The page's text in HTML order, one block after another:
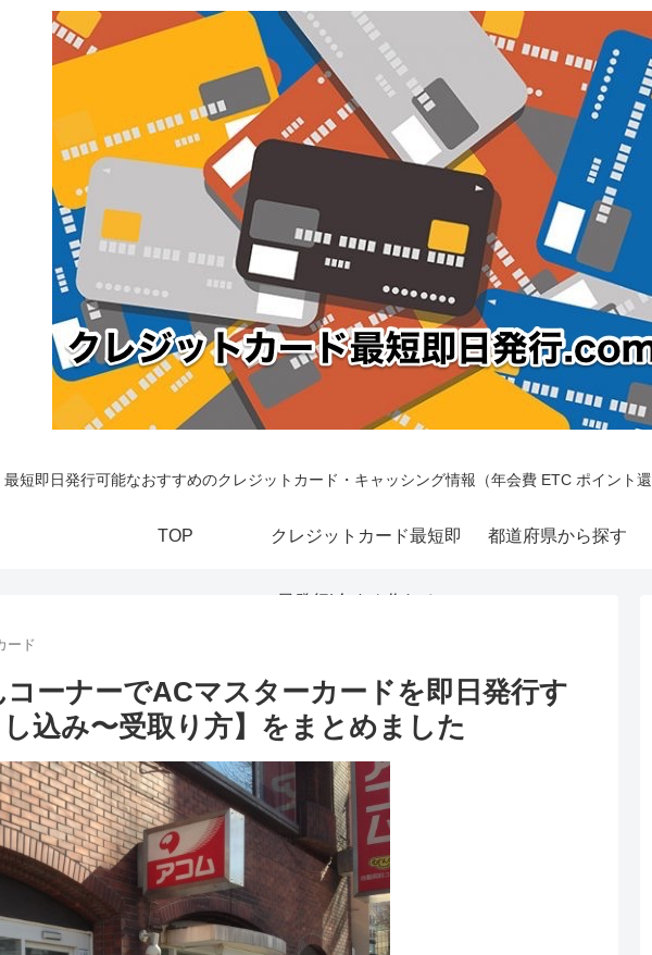
最短即日発行可能なおすすめのクレジットカード・キャッシング情報（年会費 ETC ポイント
TOP クレジットカード最短即
日発行|今すぐ作れる！
ドを紹介
都道府県から探す
ード
ーナーでACマスターカードを即日発行す
込み〜受取り方】をまとめました